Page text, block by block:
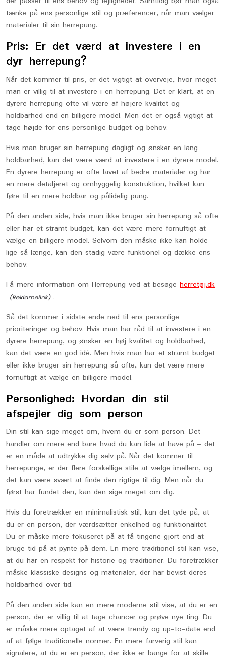
tænke på ens personlige stil og præferencer, når man vælger
materialer til sin herrepung.
Pris: Er det værd at investere i en
dyr herrepung?
Når det kommer til pris, er det vigtigt at overveje, hvor meget
man er villig til at investere i en herrepung. Det er klart, at en
dyrere herrepung ofte vil være af højere kvalitet og
holdbarhed end en billigere model. Men det er også vigtigt at
tage højde for ens personlige budget og behov.
Hvis man bruger sin herrepung dagligt og ønsker en lang
holdbarhed, kan det være værd at investere i en dyrere model.
En dyrere herrepung er ofte lavet af bedre materialer og har
en mere detaljeret og omhyggelig konstruktion, hvilket kan
føre til en mere holdbar og pålidelig pung.
På den anden side, hvis man ikke bruger sin herrepung så ofte
eller har et stramt budget, kan det være mere fornuftigt at
vælge en billigere model. Selvom den måske ikke kan holde
lige så længe, kan den stadig være funktionel og dække ens
behov.
Få mere information om Herrepung ved at besøge herretøj.dk
.
Så det kommer i sidste ende ned til ens personlige
prioriteringer og behov. Hvis man har råd til at investere i en
dyrere herrepung, og ønsker en høj kvalitet og holdbarhed,
kan det være en god idé. Men hvis man har et stramt budget
eller ikke bruger sin herrepung så ofte, kan det være mere
fornuftigt at vælge en billigere model.
Personlighed: Hvordan din stil
afspejler dig som person
Din stil kan sige meget om, hvem du er som person. Det
handler om mere end bare hvad du kan lide at have på – det
er en måde at udtrykke dig selv på. Når det kommer til
herrepunge, er der flere forskellige stile at vælge imellem, og
det kan være svært at finde den rigtige til dig. Men når du
først har fundet den, kan den sige meget om dig.
Hvis du foretrækker en minimalistisk stil, kan det tyde på, at
du er en person, der værdsætter enkelhed og funktionalitet.
Du er måske mere fokuseret på at få tingene gjort end at
bruge tid på at pynte på dem. En mere traditionel stil kan vise,
at du har en respekt for historie og traditioner. Du foretrækker
måske klassiske designs og materialer, der har bevist deres
holdbarhed over tid.
På den anden side kan en mere moderne stil vise, at du er en
person, der er villig til at tage chancer og prøve nye ting. Du
er måske mere optaget af at være trendy og up-to-date end
af at følge traditionelle normer. En mere farverig stil kan
signalere, at du er en person, der ikke er bange for at skille